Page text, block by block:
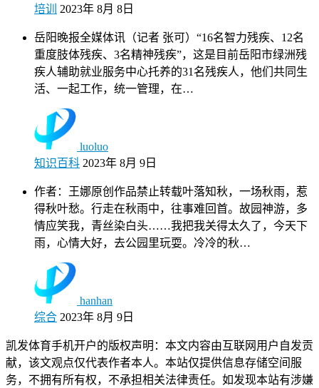
培训
2023年 8月 8日
岳阳晚报全媒体讯（记者 张可）“16名智力残疾、12名
重度肢体残疾、3名精神残疾”，这是目前岳阳市绿洲残
疾人辅助就业服务中心托养的31名残疾人，他们共同生
活、一起工作，统一管理，在…
luoluo
知识百科 2023年 8月 9日
作者：王娜原创作品禁止转载叶落知秋，一场秋雨，惹
得秋叶愁。行走在秋雨中，往事难回首。故园神游，多
情应笑我，青丝染白头……我把我关得太久了，今天下
雨，心情大好，去公园里玩耍。冷冷的秋…
hanhan
综合 2023年 8月 9日
凯发体育手机开户的版权声明：本文内容由互联网用户自发贡
献，该文观点仅代表作者本人。本站仅提供信息存储空间服
务，不拥有所有权，不承担相关法律责任。如发现本站有涉嫌